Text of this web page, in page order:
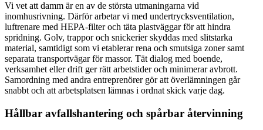
Vi vet att damm är en av de största utmaningarna vid
inomhusrivning. Därför arbetar vi med undertrycksventilation,
luftrenare med HEPA-filter och täta plastväggar för att hindra
spridning. Golv, trappor och snickerier skyddas med slitstarka
material, samtidigt som vi etablerar rena och smutsiga zoner samt
separata transportvägar för massor. Tät dialog med boende,
verksamhet eller drift ger rätt arbetstider och minimerar avbrott.
Samordning med andra entreprenörer gör att överlämningen går
snabbt och att arbetsplatsen lämnas i ordnat skick varje dag.
Hållbar avfallshantering och spårbar återvinning